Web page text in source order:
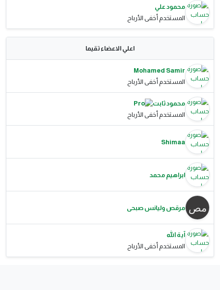
محمود علي
المستخدم أخفى الأرباح
اعلي الاعضاء تقيما
Mohamed Samir
المستخدم أخفى الأرباح
محمود ثابت
المستخدم أخفى الأرباح
Shimaa
ابراهيم محمد
مرقص وليانس صبحى
آية الله
المستخدم أخفى الأرباح